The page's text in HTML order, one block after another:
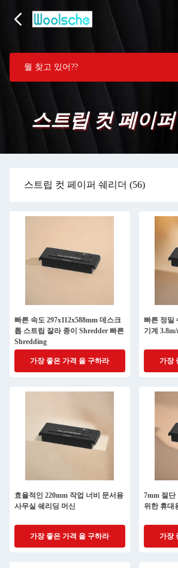
스트립 컷 페이
스트립 컷 페이퍼 쉐리더 (56)
빠른 속도 297x112x588mm 데스크
톱 스트립 잘라 종이 Shredder 빠른
Shredding
가장 좋은 가격 을 구하라
빠른 정밀
기계
가장
효율적인 220mm 작업 너비 문서용
사무실 쉐리딩 머신
가장 좋은 가격 을 구하라
7mm 절단
위한 휴대
가장